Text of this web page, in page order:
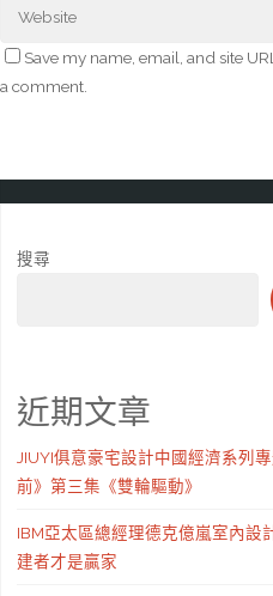
Save my name, email, and site
a comment.
搜尋
近期文章
JIUYI俱意豪宅設計中國經濟系列
前》第三集《雙輪驅動》
IBM亞太區總經理德克億嵐室內設
建者才是贏家